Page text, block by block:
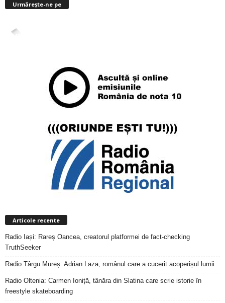
Urmărește-ne pe
4,400
Articole recente
Radio Iași: Rareș Oancea, creatorul platformei de fact-checking
TruthSeeker
Radio Târgu Mureș: Adrian Laza, românul care a cucerit acoperișul lumii
Radio Oltenia: Carmen Ioniță, tânăra din Slatina care scrie istorie în
freestyle skateboarding